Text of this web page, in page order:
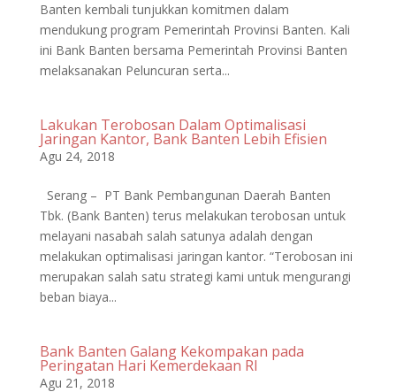
Banten kembali tunjukkan komitmen dalam
mendukung program Pemerintah Provinsi Banten. Kali
ini Bank Banten bersama Pemerintah Provinsi Banten
melaksanakan Peluncuran serta...
Lakukan Terobosan Dalam Optimalisasi
Jaringan Kantor, Bank Banten Lebih Efisien
Agu 24, 2018
Serang – PT Bank Pembangunan Daerah Banten
Tbk. (Bank Banten) terus melakukan terobosan untuk
melayani nasabah salah satunya adalah dengan
melakukan optimalisasi jaringan kantor. “Terobosan ini
merupakan salah satu strategi kami untuk mengurangi
beban biaya...
Bank Banten Galang Kekompakan pada
Peringatan Hari Kemerdekaan RI
Agu 21, 2018